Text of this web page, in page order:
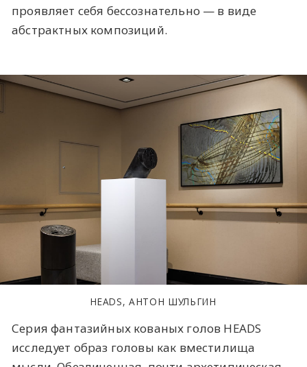
проявляет себя бессознательно — в виде
абстрактных композиций.
HEADS, АНТОН ШУЛЬГИН
Серия фантазийных кованых голов HEADS
исследует образ головы как вместилища